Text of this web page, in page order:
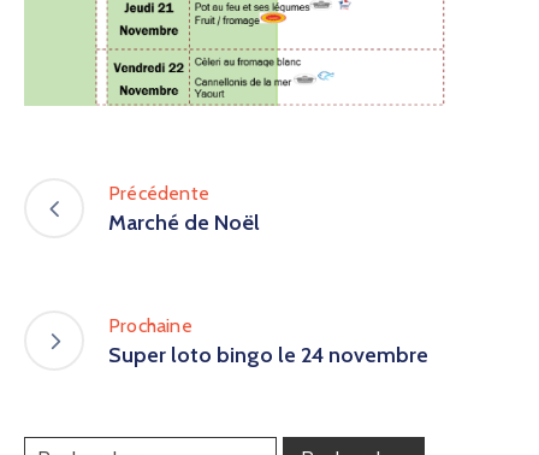
Précédente
Marché de Noël
Prochaine
Super loto bingo le 24 novembre